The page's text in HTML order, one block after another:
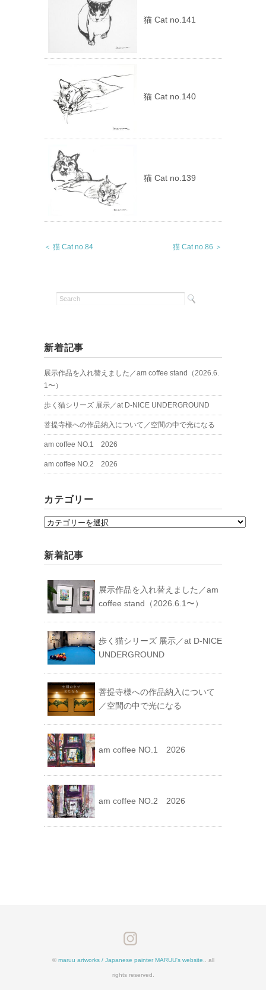
猫 Cat no.141
猫 Cat no.140
猫 Cat no.139
＜ 猫 Cat no.84 猫 Cat no.86 ＞
新着記事
展示作品を入れ替えました／am coffee stand（2026.6.
1〜）
歩く猫シリーズ 展示／at D-NICE UNDERGROUND
菩提寺様への作品納入について／空間の中で光になる
am coffee NO.1 2026
am coffee NO.2 2026
カテゴリー
カ
ゴ
リ
ー
新着記事
展示作品を入れ替えました／am
coffee stand（2026.6.1〜）
歩く猫シリーズ 展示／at D-NICE
UNDERGROUND
菩提寺様への作品納入について
／空間の中で光になる
am coffee NO.1 2026
am coffee NO.2 2026
© maruu artworks / Japanese painter MARUU's website. . all
rights reserved.